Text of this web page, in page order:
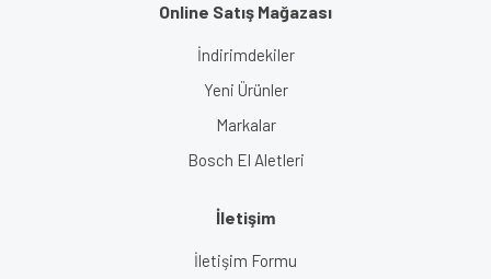
Online Satış Mağazası
İndirimdekiler
Yeni Ürünler
Markalar
Bosch El Aletleri
İletişim
İletişim Formu